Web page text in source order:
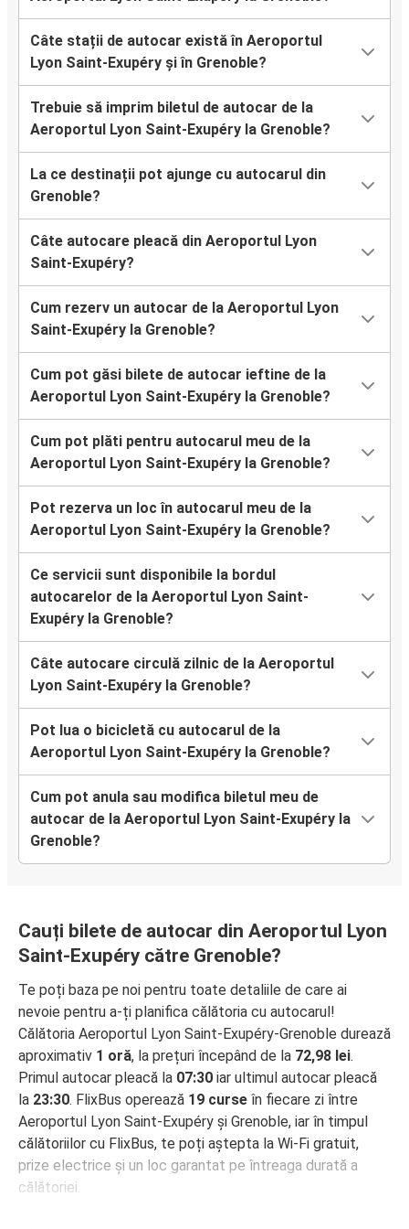
Câte stații de autocar există în Aeroportul
Lyon Saint-Exupéry și în Grenoble?
Trebuie să imprim biletul de autocar de la
Aeroportul Lyon Saint-Exupéry la Grenoble?
La ce destinații pot ajunge cu autocarul din
Grenoble?
Câte autocare pleacă din Aeroportul Lyon
Saint-Exupéry?
Cum rezerv un autocar de la Aeroportul Lyon
Saint-Exupéry la Grenoble?
Cum pot găsi bilete de autocar ieftine de la
Aeroportul Lyon Saint-Exupéry la Grenoble?
Cum pot plăti pentru autocarul meu de la
Aeroportul Lyon Saint-Exupéry la Grenoble?
Pot rezerva un loc în autocarul meu de la
Aeroportul Lyon Saint-Exupéry la Grenoble?
Ce servicii sunt disponibile la bordul
autocarelor de la Aeroportul Lyon Saint-
Exupéry la Grenoble?
Câte autocare circulă zilnic de la Aeroportul
Lyon Saint-Exupéry la Grenoble?
Pot lua o bicicletă cu autocarul de la
Aeroportul Lyon Saint-Exupéry la Grenoble?
Cum pot anula sau modifica biletul meu de
autocar de la Aeroportul Lyon Saint-Exupéry la
Grenoble?
Cauți bilete de autocar din Aeroportul Lyon
Saint-Exupéry către Grenoble?
Te poți baza pe noi pentru toate detaliile de care ai
nevoie pentru a-ți planifica călătoria cu autocarul!
Călătoria Aeroportul Lyon Saint-Exupéry-Grenoble durează
aproximativ 1 oră, la prețuri începând de la 72,98 lei.
Primul autocar pleacă la 07:30 iar ultimul autocar pleacă
la 23:30. FlixBus operează 19 curse în fiecare zi între
Aeroportul Lyon Saint-Exupéry și Grenoble, iar în timpul
călătoriilor cu FlixBus, te poți aștepta la Wi-Fi gratuit,
prize electrice și un loc garantat pe întreaga durată a
călătoriei.